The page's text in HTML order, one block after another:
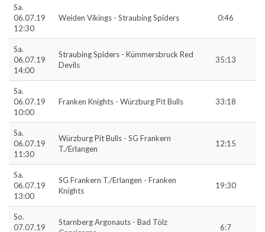
Sa.
06.07.19
12:30
Weiden Vikings - Straubing Spiders 0:46
Sa.
06.07.19
14:00
Straubing Spiders - Kümmersbruck Red
Devils
35:13
Sa.
06.07.19
10:00
Franken Knights - Würzburg Pit Bulls 33:18
Sa.
06.07.19
11:30
Würzburg Pit Bulls - SG Frankern
T./Erlangen
12:15
Sa.
06.07.19
13:00
SG Frankern T./Erlangen - Franken
Knights
19:30
So.
07.07.19
Starnberg Argonauts - Bad Tölz
6:7